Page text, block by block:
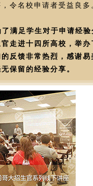
令名校申请者受益良多
满足学生对于申请经验
走进十四所高校，举
反馈非常热烈，感谢
保留的经验分享。